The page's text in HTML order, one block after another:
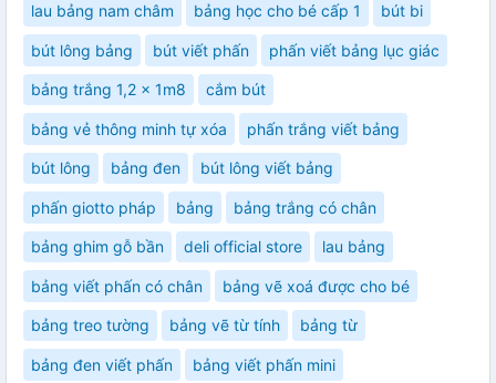
lau bảng nam châm bảng học cho bé cấp 1 bút bi
bút lông bảng bút viết phấn phấn viết bảng lục giác
bảng trắng 1,2 x 1m8 cắm bút
bảng vẻ thông minh tự xóa phấn trắng viết bảng
bút lông bảng đen bút lông viết bảng
phấn giotto pháp bảng bảng trắng có chân
bảng ghim gỗ bần deli official store lau bảng
bảng viết phấn có chân bảng vẽ xoá được cho bé
bảng treo tường bảng vẽ từ tính bảng từ
bảng đen viết phấn bảng viết phấn mini